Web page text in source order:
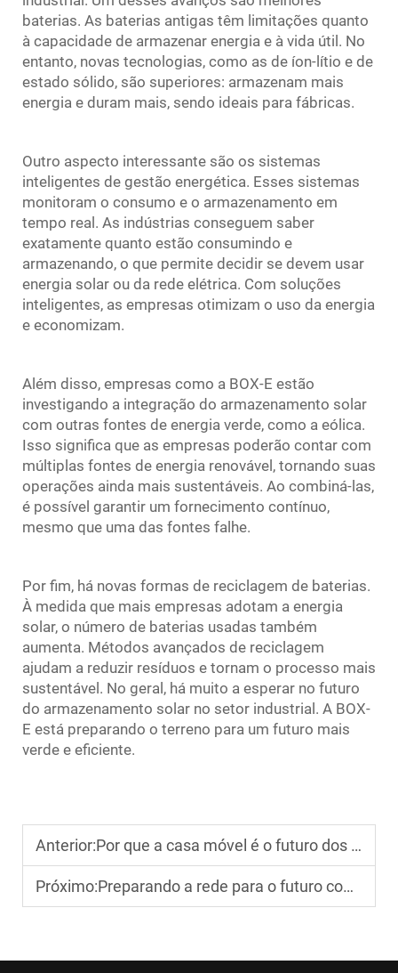
baterias. As baterias antigas têm limitações quanto
à capacidade de armazenar energia e à vida útil. No
entanto, novas tecnologias, como as de íon-lítio e de
estado sólido, são superiores: armazenam mais
energia e duram mais, sendo ideais para fábricas.
Outro aspecto interessante são os sistemas
inteligentes de gestão energética. Esses sistemas
monitoram o consumo e o armazenamento em
tempo real. As indústrias conseguem saber
exatamente quanto estão consumindo e
armazenando, o que permite decidir se devem usar
energia solar ou da rede elétrica. Com soluções
inteligentes, as empresas otimizam o uso da energia
e economizam.
Além disso, empresas como a BOX-E estão
investigando a integração do armazenamento solar
com outras fontes de energia verde, como a eólica.
Isso significa que as empresas poderão contar com
múltiplas fontes de energia renovável, tornando suas
operações ainda mais sustentáveis. Ao combiná-las,
é possível garantir um fornecimento contínuo,
mesmo que uma das fontes falhe.
Por fim, há novas formas de reciclagem de baterias.
À medida que mais empresas adotam a energia
solar, o número de baterias usadas também
aumenta. Métodos avançados de reciclagem
ajudam a reduzir resíduos e tornam o processo mais
sustentável. No geral, há muito a esperar no futuro
do armazenamento solar no setor industrial. A BOX-
E está preparando o terreno para um futuro mais
verde e eficiente.
Anterior:Por que a casa móvel é o futuro dos espaços de trabalho temporários
Próximo:Preparando a rede para o futuro com armazenamento em larga escala de eletricidade